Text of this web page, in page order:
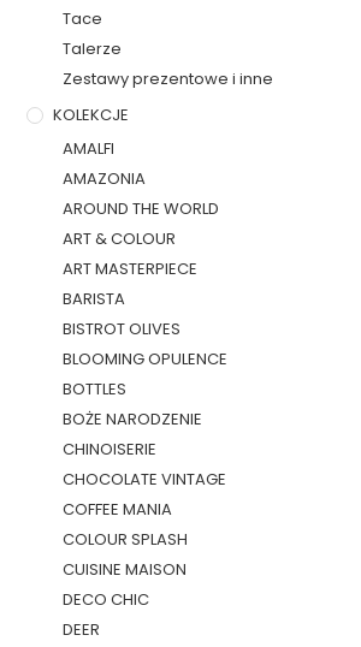
Tace
Talerze
Zestawy prezentowe i inne
KOLEKCJE
AMALFI
AMAZONIA
AROUND THE WORLD
ART & COLOUR
ART MASTERPIECE
BARISTA
BISTROT OLIVES
BLOOMING OPULENCE
BOTTLES
BOŻE NARODZENIE
CHINOISERIE
CHOCOLATE VINTAGE
COFFEE MANIA
COLOUR SPLASH
CUISINE MAISON
DECO CHIC
DEER